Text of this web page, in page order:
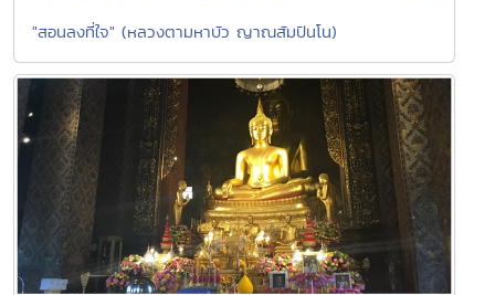
"สอนลงที่ใจ" (หลวงตามหาบัว ญาณสัมปันโน)